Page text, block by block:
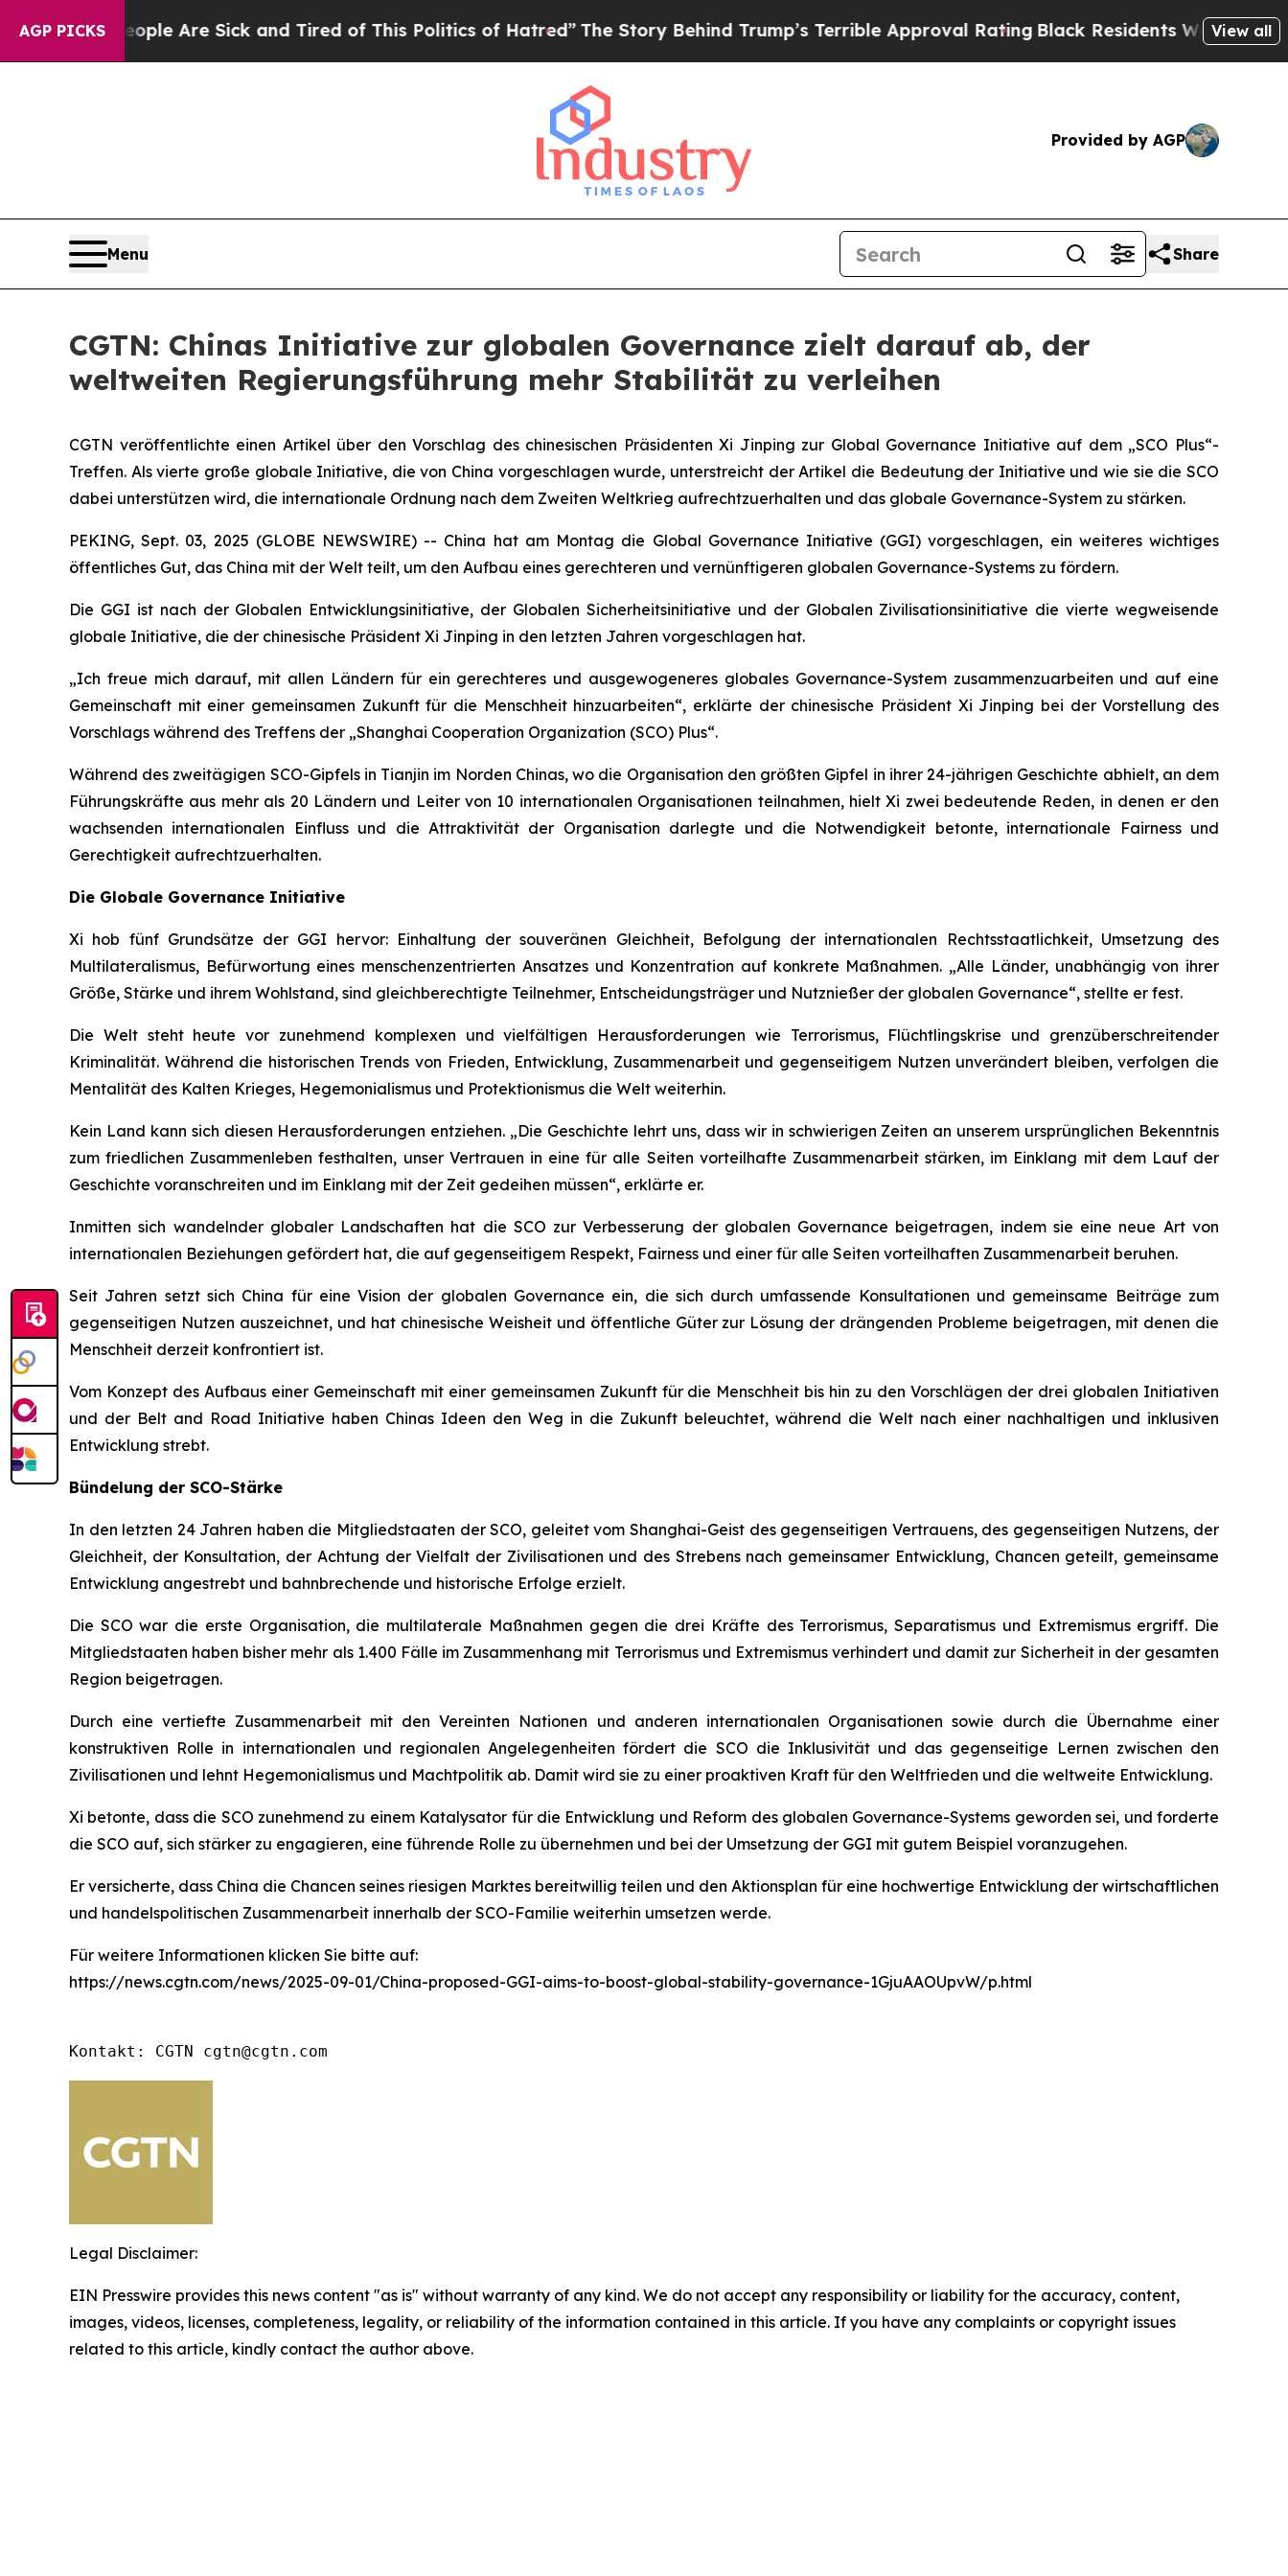
AGP PICKS
“People Are Sick and Tired of This Politics of Hatred” The Story Behind Trump’s Terrible Approval RatingBlack Residents Warned of Abusive
View all
Provided by AGP
Menu Share
CGTN: Chinas Initiative zur globalen Governance zielt darauf ab, der
weltweiten Regierungsführung mehr Stabilität zu verleihen
CGTN veröffentlichte einen Artikel über den Vorschlag des chinesischen Präsidenten Xi Jinping zur Global Governance Initiative auf dem „SCO Plus“-
Treffen. Als vierte große globale Initiative, die von China vorgeschlagen wurde, unterstreicht der Artikel die Bedeutung der Initiative und wie sie die SCO
dabei unterstützen wird, die internationale Ordnung nach dem Zweiten Weltkrieg aufrechtzuerhalten und das globale Governance-System zu stärken.
PEKING, Sept. 03, 2025 (GLOBE NEWSWIRE) -- China hat am Montag die Global Governance Initiative (GGI) vorgeschlagen, ein weiteres wichtiges
öffentliches Gut, das China mit der Welt teilt, um den Aufbau eines gerechteren und vernünftigeren globalen Governance-Systems zu fördern.
Die GGI ist nach der Globalen Entwicklungsinitiative, der Globalen Sicherheitsinitiative und der Globalen Zivilisationsinitiative die vierte wegweisende
globale Initiative, die der chinesische Präsident Xi Jinping in den letzten Jahren vorgeschlagen hat.
„Ich freue mich darauf, mit allen Ländern für ein gerechteres und ausgewogeneres globales Governance-System zusammenzuarbeiten und auf eine
Gemeinschaft mit einer gemeinsamen Zukunft für die Menschheit hinzuarbeiten“, erklärte der chinesische Präsident Xi Jinping bei der Vorstellung des
Vorschlags während des Treffens der „Shanghai Cooperation Organization (SCO) Plus“.
Während des zweitägigen SCO-Gipfels in Tianjin im Norden Chinas, wo die Organisation den größten Gipfel in ihrer 24-jährigen Geschichte abhielt, an dem
Führungskräfte aus mehr als 20 Ländern und Leiter von 10 internationalen Organisationen teilnahmen, hielt Xi zwei bedeutende Reden, in denen er den
wachsenden internationalen Einfluss und die Attraktivität der Organisation darlegte und die Notwendigkeit betonte, internationale Fairness und
Gerechtigkeit aufrechtzuerhalten.
Die Globale Governance Initiative
Xi hob fünf Grundsätze der GGI hervor: Einhaltung der souveränen Gleichheit, Befolgung der internationalen Rechtsstaatlichkeit, Umsetzung des
Multilateralismus, Befürwortung eines menschenzentrierten Ansatzes und Konzentration auf konkrete Maßnahmen. „Alle Länder, unabhängig von ihrer
Größe, Stärke und ihrem Wohlstand, sind gleichberechtigte Teilnehmer, Entscheidungsträger und Nutznießer der globalen Governance“, stellte er fest.
Die Welt steht heute vor zunehmend komplexen und vielfältigen Herausforderungen wie Terrorismus, Flüchtlingskrise und grenzüberschreitender
Kriminalität. Während die historischen Trends von Frieden, Entwicklung, Zusammenarbeit und gegenseitigem Nutzen unverändert bleiben, verfolgen die
Mentalität des Kalten Krieges, Hegemonialismus und Protektionismus die Welt weiterhin.
Kein Land kann sich diesen Herausforderungen entziehen. „Die Geschichte lehrt uns, dass wir in schwierigen Zeiten an unserem ursprünglichen Bekenntnis
zum friedlichen Zusammenleben festhalten, unser Vertrauen in eine für alle Seiten vorteilhafte Zusammenarbeit stärken, im Einklang mit dem Lauf der
Geschichte voranschreiten und im Einklang mit der Zeit gedeihen müssen“, erklärte er.
Inmitten sich wandelnder globaler Landschaften hat die SCO zur Verbesserung der globalen Governance beigetragen, indem sie eine neue Art von
internationalen Beziehungen gefördert hat, die auf gegenseitigem Respekt, Fairness und einer für alle Seiten vorteilhaften Zusammenarbeit beruhen.
Seit Jahren setzt sich China für eine Vision der globalen Governance ein, die sich durch umfassende Konsultationen und gemeinsame Beiträge zum
gegenseitigen Nutzen auszeichnet, und hat chinesische Weisheit und öffentliche Güter zur Lösung der drängenden Probleme beigetragen, mit denen die
Menschheit derzeit konfrontiert ist.
Vom Konzept des Aufbaus einer Gemeinschaft mit einer gemeinsamen Zukunft für die Menschheit bis hin zu den Vorschlägen der drei globalen Initiativen
und der Belt and Road Initiative haben Chinas Ideen den Weg in die Zukunft beleuchtet, während die Welt nach einer nachhaltigen und inklusiven
Entwicklung strebt.
Bündelung der SCO-Stärke
In den letzten 24 Jahren haben die Mitgliedstaaten der SCO, geleitet vom Shanghai-Geist des gegenseitigen Vertrauens, des gegenseitigen Nutzens, der
Gleichheit, der Konsultation, der Achtung der Vielfalt der Zivilisationen und des Strebens nach gemeinsamer Entwicklung, Chancen geteilt, gemeinsame
Entwicklung angestrebt und bahnbrechende und historische Erfolge erzielt.
Die SCO war die erste Organisation, die multilaterale Maßnahmen gegen die drei Kräfte des Terrorismus, Separatismus und Extremismus ergriff. Die
Mitgliedstaaten haben bisher mehr als 1.400 Fälle im Zusammenhang mit Terrorismus und Extremismus verhindert und damit zur Sicherheit in der gesamten
Region beigetragen.
Durch eine vertiefte Zusammenarbeit mit den Vereinten Nationen und anderen internationalen Organisationen sowie durch die Übernahme einer
konstruktiven Rolle in internationalen und regionalen Angelegenheiten fördert die SCO die Inklusivität und das gegenseitige Lernen zwischen den
Zivilisationen und lehnt Hegemonialismus und Machtpolitik ab. Damit wird sie zu einer proaktiven Kraft für den Weltfrieden und die weltweite Entwicklung.
Xi betonte, dass die SCO zunehmend zu einem Katalysator für die Entwicklung und Reform des globalen Governance-Systems geworden sei, und forderte
die SCO auf, sich stärker zu engagieren, eine führende Rolle zu übernehmen und bei der Umsetzung der GGI mit gutem Beispiel voranzugehen.
Er versicherte, dass China die Chancen seines riesigen Marktes bereitwillig teilen und den Aktionsplan für eine hochwertige Entwicklung der wirtschaftlichen
und handelspolitischen Zusammenarbeit innerhalb der SCO-Familie weiterhin umsetzen werde.
Für weitere Informationen klicken Sie bitte auf:
https://news.cgtn.com/news/2025-09-01/China-proposed-GGI-aims-to-boost-global-stability-governance-1GjuAAOUpvW/p.html
Kontakt: CGTN cgtn@cgtn.com
Legal Disclaimer:
EIN Presswire provides this news content "as is" without warranty of any kind. We do not accept any responsibility or liability for the accuracy, content,
images, videos, licenses, completeness, legality, or reliability of the information contained in this article. If you have any complaints or copyright issues
related to this article, kindly contact the author above.